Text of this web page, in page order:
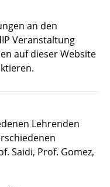
an den
Veranstaltung
auf dieser Website
Lehrenden
Saidi, Prof. Gomez,